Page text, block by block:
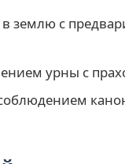
землю с
урны с